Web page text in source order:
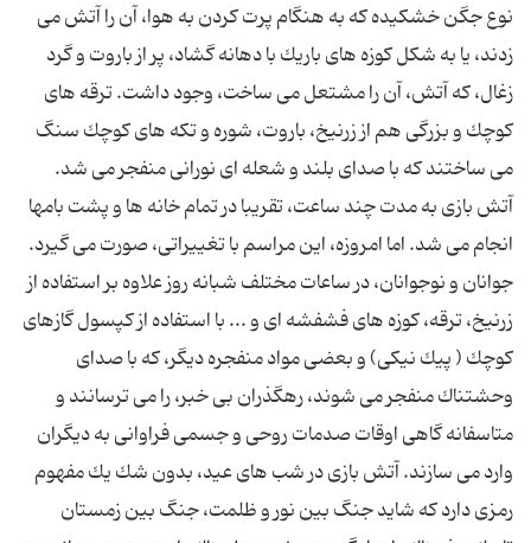
نوع جگن خشكیده كه به هنگام پرت كردن به هوا، آن را آتش می
زدند، یا به شكل كوزه های باریك با دهانه گشاد، پر از باروت و گرد
زغال، كه آتش، آن را مشتعل می ساخت،‌ وجود داشت. ترقه های
كوچك و بزرگی هم از زرنیخ، باروت، شوره و تكه های كوچك سنگ
می ساختند كه با صدای بلند و شعله ای نورانی منفجر می شد.
آتش بازی به مدت چند ساعت، تقریبا در تمام خانه ها و پشت بامها
انجام می شد. اما امروزه، این مراسم با تغییراتی، صورت می گیرد.
جوانان و نوجوانان، در ساعات مختلف شبانه روز علاوه بر استفاده از
زرنیخ، ترقه، كوزه های فشفشه ای و ... با استفاده از كپسول گازهای
كوچك ( پیك نیكی) و بعضی مواد منفجره دیگر،‌ كه با صدای
وحشتناك منفجر می شوند، رهگذران بی خبر، را می ترسانند و
متاسفانه گاهی اوقات صدمات روحی و جسمی فراوانی به دیگران
وارد می سازند. آتش بازی در شب های عید، بدون شك یك مفهوم
رمزی دارد كه شاید جنگ بین نور و ظلمت، جنگ بین زمستان